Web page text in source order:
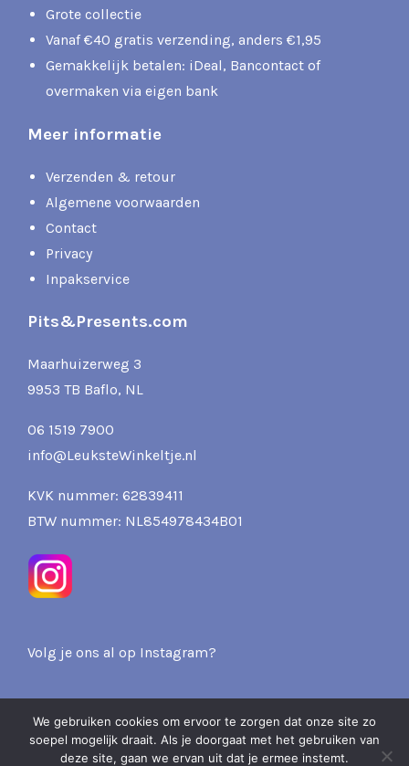
Grote collectie
Vanaf €40 gratis verzending, anders €1,95
Gemakkelijk betalen: iDeal, Bancontact of
overmaken via eigen bank
Meer informatie
Verzenden & retour
Algemene voorwaarden
Contact
Privacy
Inpakservice
Pits&Presents.com
Maarhuizerweg 3
9953 TB Baflo, NL
06 1519 7900
info@LeuksteWinkeltje.nl
KVK nummer: 62839411
BTW nummer: NL854978434B01
Volg je ons al op Instagram?
2026 Pits & Presents -
We gebruiken cookies om ervoor te zorgen dat onze site zo
soepel mogelijk draait. Als je doorgaat met het gebruiken van
deze site, gaan we ervan uit dat je ermee instemt.